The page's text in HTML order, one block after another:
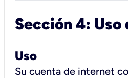
Sección 4: Uso
Uso
Su cuenta de internet